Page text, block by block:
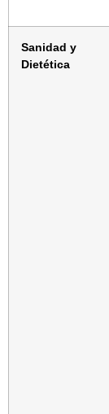
Sanidad y
Dietética